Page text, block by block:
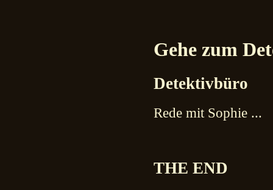
Gehe zum
Detektivbüro
Rede mit Sophie ...
THE END